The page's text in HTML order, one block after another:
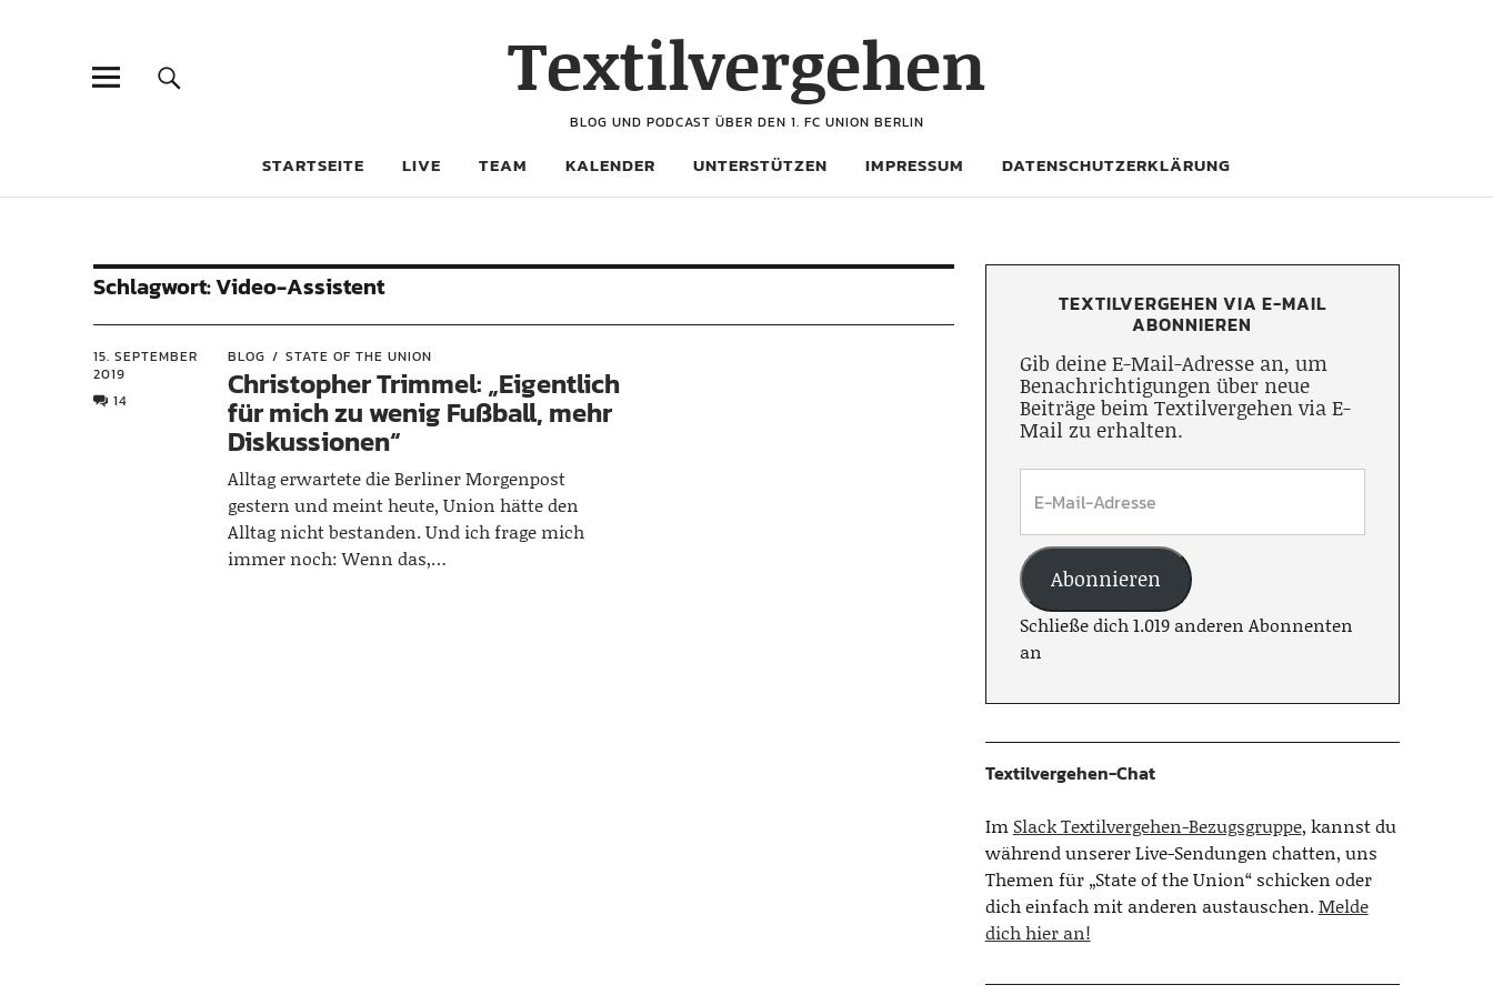
Textilvergehen
BLOG UND PODCAST ÜBER DEN 1. FC UNION BERLIN
STARTSEITE LIVE TEAM KALENDER UNTERSTÜTZEN IMPRESSUM DATENSCHUTZERKLÄRUNG
Schlagwort:Video-Assistent
15. SEPTEMBER
2019
14
BLOG STATE OF THE UNION
Christopher Trimmel: „Eigentlich
für mich zu wenig Fußball, mehr
Diskussionen“
Alltag erwartete die Berliner Morgenpost
gestern und meint heute, Union hätte den
Alltag nicht bestanden. Und ich frage mich
immer noch: Wenn das,…
TEXTILVERGEHEN VIA E-MAIL
ABONNIEREN
Gib deine E-Mail-Adresse an, um
Benachrichtigungen über neue
Beiträge beim Textilvergehen via E-
Mail zu erhalten.
Abonnieren
Schließe dich 1.019 anderen Abonnenten
an
Textilvergehen-Chat
Im Slack Textilvergehen-Bezugsgruppe, kannst du
während unserer Live-Sendungen chatten, uns
Themen für „State of the Union“ schicken oder
dich einfach mit anderen austauschen.Melde
dich hier an!